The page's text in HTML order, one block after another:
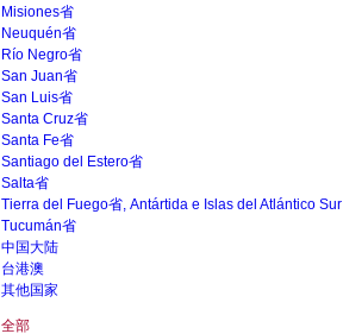
Misiones省
Neuquén省
Río Negro省
San Juan省
San Luis省
Santa Cruz省
Santa Fe省
Santiago del Estero省
Salta省
Tierra del Fuego省, Antártida e Islas del Atlántico Sur
Tucumán省
中国大陆
台港澳
其他国家
全部